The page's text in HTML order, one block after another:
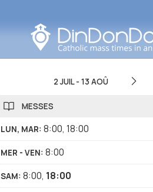
2 JUIL- 13 AOÛ
MESSES
LUN, MAR: 8:00, 18:00
MER - VEN: 8:00
SAM: 8:00, 18:00